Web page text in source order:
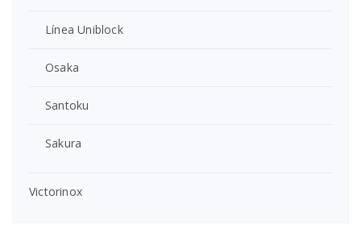
Línea Uniblock
Osaka
Santoku
Sakura
Victorinox